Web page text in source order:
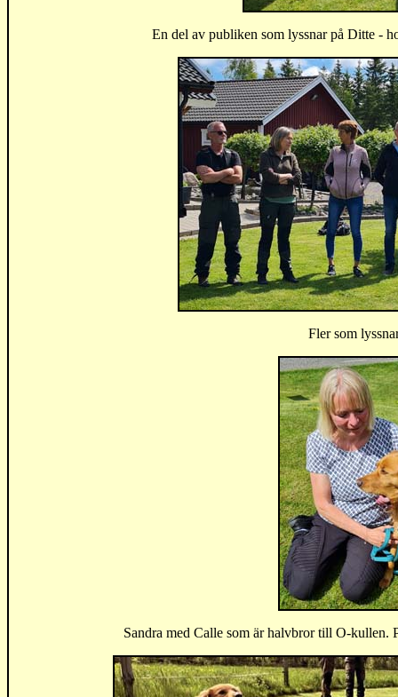
En del av publiken som lyssnar på Ditte -
Fler som
Sandra med Calle som är halvbror till O-kullen.